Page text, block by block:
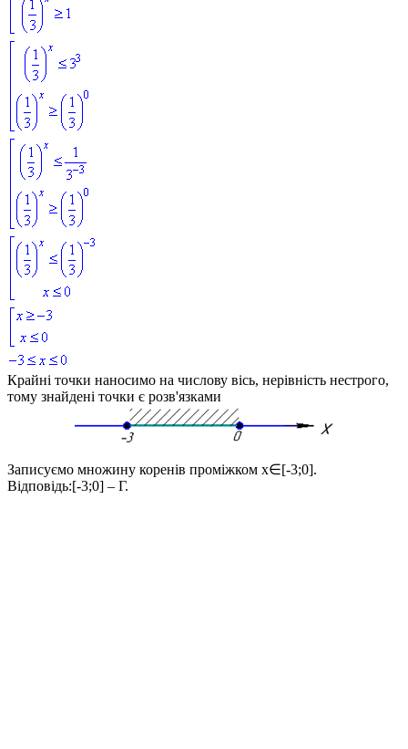
Крайні точки наносимо на числову вісь, нерівність нестрого,
тому знайдені точки є розв'язками
Записуємо множину коренів проміжком x∈[-3;0].
Відповідь:[-3;0] – Г.